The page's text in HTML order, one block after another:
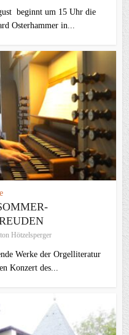
beginnt um 15 Uhr die
Osterhammer in...
Hötzelsperger
Werke der Orgelliteratur
Konzert des...